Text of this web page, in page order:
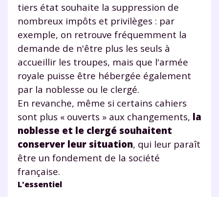
tiers état souhaite la suppression de
nombreux impôts et privilèges : par
exemple, on retrouve fréquemment la
demande de n'être plus les seuls à
accueillir les troupes, mais que l'armée
royale puisse être hébergée également
par la noblesse ou le clergé.
En revanche, même si certains cahiers
sont plus « ouverts » aux changements, la
noblesse et le clergé souhaitent
conserver leur situation, qui leur paraît
être un fondement de la société
française.
L'essentiel